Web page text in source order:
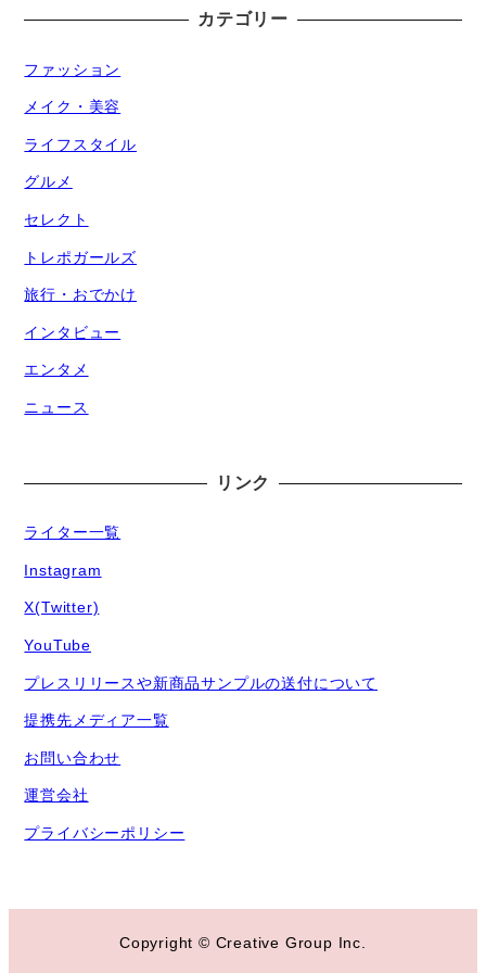
カテゴリー
ファッション
メイク・美容
ライフスタイル
グルメ
セレクト
トレポガールズ
旅行・おでかけ
インタビュー
エンタメ
ニュース
リンク
ライター一覧
Instagram
X(Twitter)
YouTube
プレスリリースや新商品サンプルの送付について
提携先メディア一覧
お問い合わせ
運営会社
プライバシーポリシー
Copyright © Creative Group Inc.